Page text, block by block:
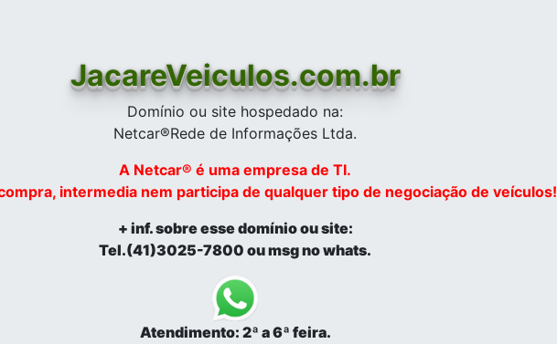
JacareVeiculos.com.br
Domínio ou site hospedado na:
Netcar®Rede de Informações Ltda.
A Netcar® é uma empresa de TI.
intermedia nem participa de qualquer tipo de negociação de veículos!
+ inf. sobre esse domínio ou site:
Tel.(41)3025-7800 ou msg no whats.
Atendimento: 2ª a 6ª feira.